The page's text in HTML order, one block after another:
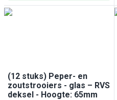
(12 stuks) Peper- en
zoutstrooiers - glas – RVS
deksel - Hoogte: 65mm